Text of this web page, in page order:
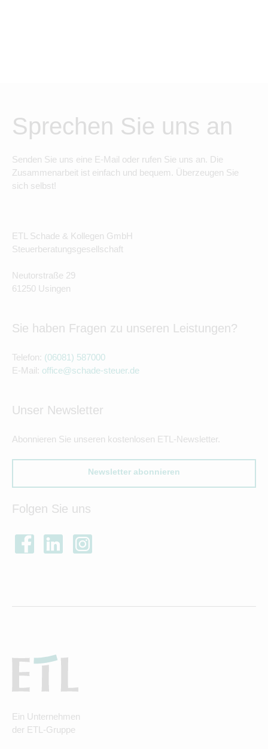
Sprechen Sie uns an
Senden Sie uns eine E-Mail oder rufen Sie uns an. Die
Zusammenarbeit ist einfach und bequem. Überzeugen Sie
sich selbst!
ETL Schade & Kollegen GmbH
Steuerberatungsgesellschaft
Neutorstraße 29
61250 Usingen
Sie haben Fragen zu unseren Leistungen?
Telefon: (06081) 587000
E-Mail: office@schade-steuer.de
Unser Newsletter
Abonnieren Sie unseren kostenlosen ETL-Newsletter.
Newsletter abonnieren
Folgen Sie uns
Ein Unternehmen
der ETL-Gruppe